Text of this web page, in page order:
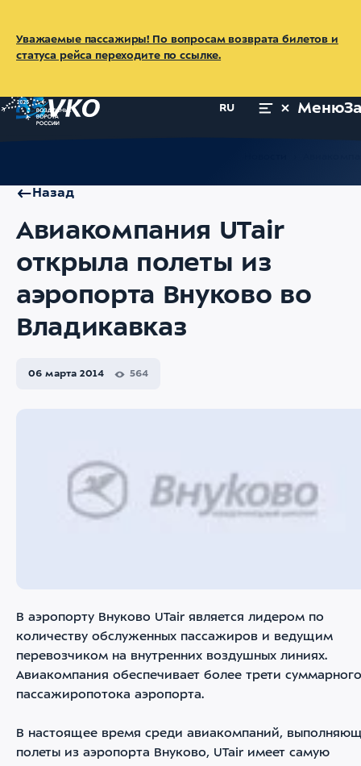
Уважаемые пассажиры! По вопросам возврата билетов и
статуса рейса переходите по ссылке.
RU Меню
Назад
Авиакомпания UTair
открыла полеты из
аэропорта Внуково во
Владикавказ
06 марта 2014 564
В аэропорту Внуково UTair является лидером по
количеству обслуженных пассажиров и ведущим
перевозчиком на внутренних воздушных линиях.
Авиакомпания обеспечивает более трети суммарного
пассажиропотока аэропорта.
В настоящее время среди авиакомпаний,
полеты из аэропорта Внуково, UTair имеет самую